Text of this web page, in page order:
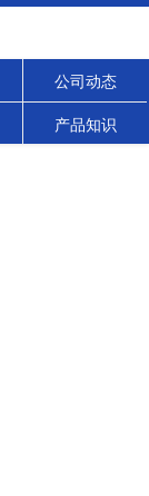
公司动态
产品知识